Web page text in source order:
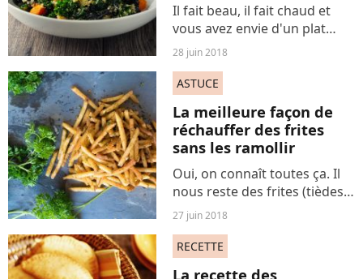
Il fait beau, il fait chaud et
vous avez envie d'un plat
léger, savoureux et facile à
préparer ? Voici la recette
healthy de la salade détox au
chou kale et aux patates
douces.
28 juin 2018
ASTUCE
La meilleure façon de
réchauffer des frites
sans les ramollir
Oui, on connaît toutes ça. Il
nous reste des frites (tièdes
ou froides), on a envie de se
régaler et de les réchauffer
un peu. Sauf qu'à chaque
fois, on se retrouve avec des
27 juin 2018
RECETTE
La recette des